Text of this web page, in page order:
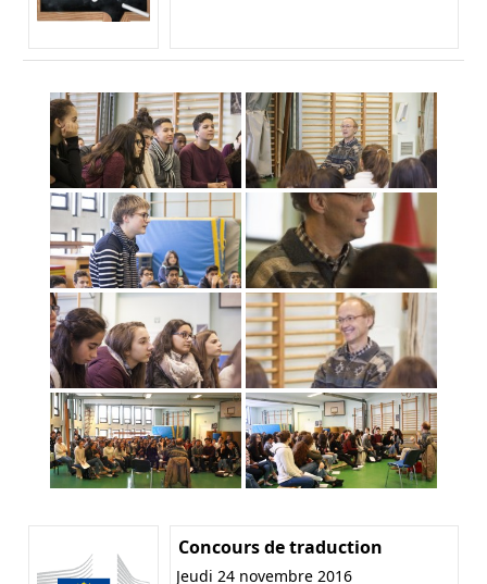
Concours de traduction
Jeudi 24 novembre 2016